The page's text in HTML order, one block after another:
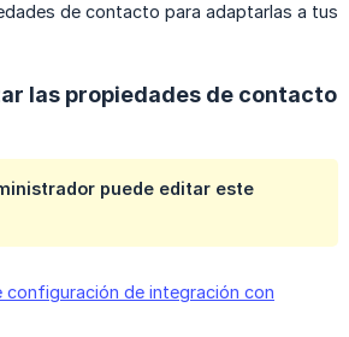
de contacto para adaptarlas a tus
las propiedades de contacto
puede editar este
configuración de integración con